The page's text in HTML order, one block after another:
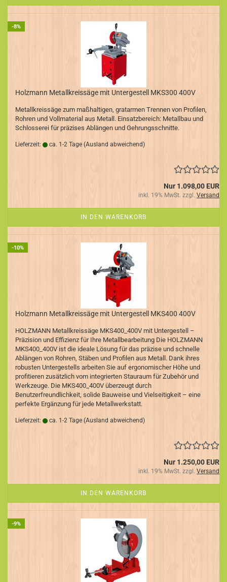
-8%
Holzmann Metallkreissäge mit Untergestell MKS300 400V
Metallkreissäge zum maßhaltigen, gratarmen Trennen von Profilen,
Rohren und Vollmaterial aus Metall. Einsatzbereich: Metallbau und
Schlosserei für präzises Ablängen und Gehrungsschnitte.
Lieferzeit: ca. 1-2 Tage (Ausland abweichend)
Nur 1.098,00 EUR
inkl. 19% MwSt. zzgl. Versand
IN DEN WARENKORB
-10%
Holzmann Metallkreissäge mit Untergestell MKS400 400V
HOLZMANN Metallkreissäge MKS400_400V mit Untergestell –
Präzision und Effizienz für Ihre Metallbearbeitung Die HOLZMANN
MKS400_400V ist die ideale Lösung für das präzise und schnelle
Ablängen von Rohren, Stäben und Profilen aus Metall. Dank ihres
robusten Untergestells arbeiten Sie auf ergonomischer Höhe und
profitieren zusätzlich vom integrierten Stauraum für Zubehör und
Werkzeuge. Die MKS400_400V überzeugt durch
Benutzerfreundlichkeit, solide Bauweise und Vielseitigkeit – eine
perfekte Ergänzung für jede Metallwerkstatt.
Lieferzeit: ca. 1-2 Tage (Ausland abweichend)
Nur 1.250,00 EUR
inkl. 19% MwSt. zzgl. Versand
IN DEN WARENKORB
-9%